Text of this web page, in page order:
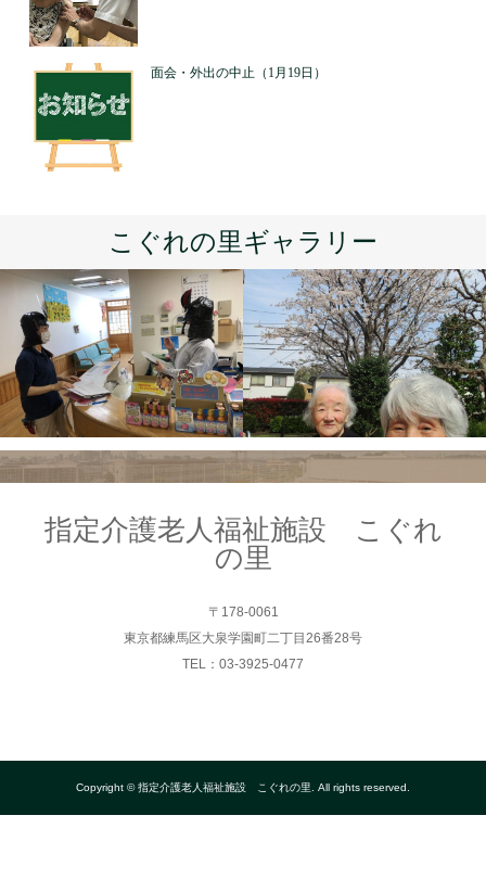
面会・外出の中止（1月19日）
こぐれの里ギャラリー
指定介護老人福祉施設 こぐれ
の里
〒178-0061
東京都練馬区大泉学園町二丁目26番28号
TEL：03-3925-0477
Copyright © 指定介護老人福祉施設 こぐれの里. All rights reserved.